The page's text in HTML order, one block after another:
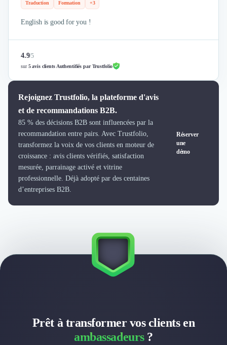
Communication
Études Marketing
Présentations PowerPoint
SMS Marketing
Email Marketing
Data Marketing
Logiciel Marketing
Logiciel Commercial
Assurance
Expertise Comptable
Subventions & Aides
Levée de fonds
Externalisation Administrative
Transactions Services
Restructuring
Gestion de trésorerie
Traduction Formation +3
English is good for you !
4.9/5
sur5 avis clients Authentifiés par Trustfolio
Rejoignez Trustfolio, la plateforme d'avis
et de recommandations B2B.
85 % des décisions B2B sont influencées par la
recommandation entre pairs. Avec Trustfolio,
transformez la voix de vos clients en moteur de
croissance : avis clients vérifiés, satisfaction
mesurée, parrainage activé et vitrine
professionnelle. Déjà adopté par des centaines
d’entreprises B2B.
Réserver
une
démo
Prêt à transformer vos clients en
ambassadeurs?